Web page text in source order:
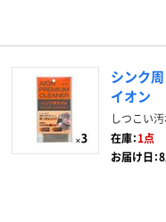
シンク
イオン
しつこい
在庫：1点
お届け日：8